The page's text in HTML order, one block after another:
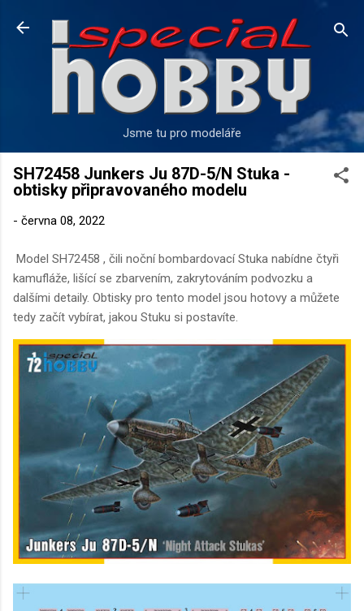
Přeskočit na hlavní obsah
Jsme tu pro modeláře
SH72458 Junkers Ju 87D-5/N Stuka -
obtisky připravovaného modelu
- června 08, 2022
Model SH72458 , čili noční bombardovací Stuka nabídne čtyři
kamufláže, lišící se zbarvením, zakrytováním podvozku a
dalšími detaily. Obtisky pro tento model jsou hotovy a můžete
tedy začít vybírat, jakou Stuku si postavíte.